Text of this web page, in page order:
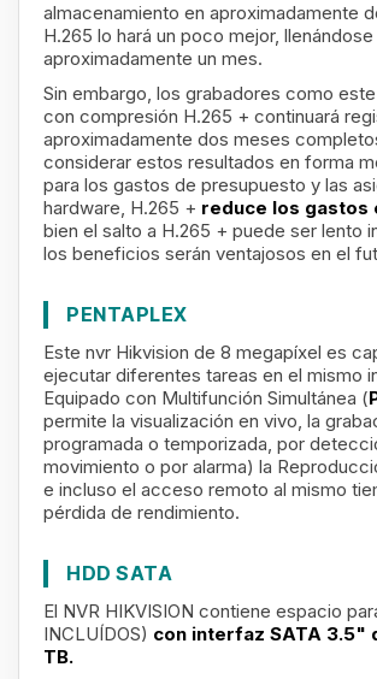
almacenamiento en aproximadamente
H.265 lo hará un poco mejor,
aproximadamente un mes.
Sin embargo, los grabadores como
con compresión H.265 + continuará
aproximadamente dos meses
considerar estos resultados en forma
para los gastos de presupuesto y las
hardware, H.265 + reduce los gastos
bien el salto a H.265 + puede ser lento
los beneficios serán ventajosos en el
PENTAPLEX
Este nvr Hikvision de 8 megapíxel es
ejecutar diferentes tareas en el mismo
Equipado con Multifunción Simultánea (
permite la visualización en vivo, la
programada o temporizada, por
movimiento o por alarma) la
e incluso el acceso remoto al mismo
pérdida de rendimiento.
HDD SATA
El NVR HIKVISION contiene espacio
INCLUÍDOS) con interfaz SATA 3.5"
TB.